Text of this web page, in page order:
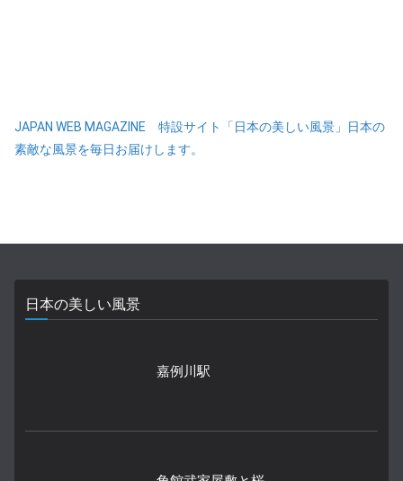
JAPAN WEB MAGAZINE 特設サイト「日本の美しい風景」日本の
素敵な風景を毎日お届けします。
日本の美しい風景
嘉例川駅